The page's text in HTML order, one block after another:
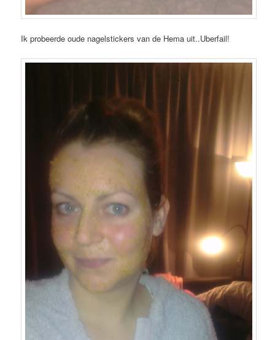
Ik probeerde oude nagelstickers van de Hema uit..Uberfail!